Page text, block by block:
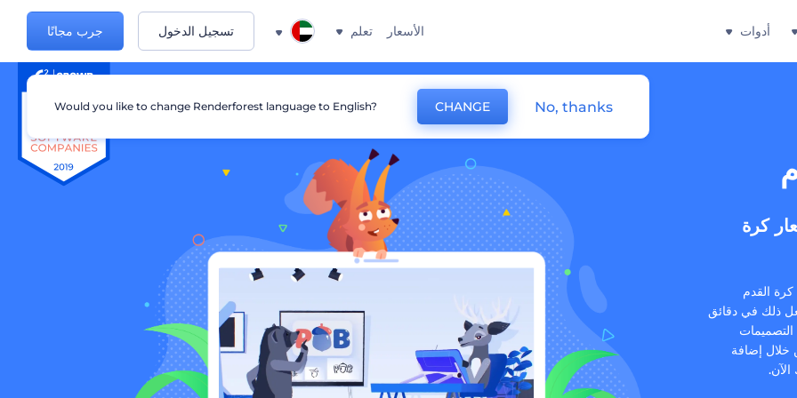
أدوات الأسعار تعلم تسجيل الدخول جرب مجانًا
كرة
القدم
ذلك في دقائق
خلال إضافة
Would you like to change Renderforest language to English? CHANGE No, thanks